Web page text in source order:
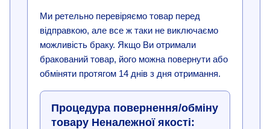
Ми ретельно перевіряємо товар перед
відправкою, але все ж таки не виключаємо
можливість браку. Якщо Ви отримали
бракований товар, його можна повернути або
обміняти протягом 14 днів з дня отримання.
Процедура повернення/обміну
товару Неналежної якості: